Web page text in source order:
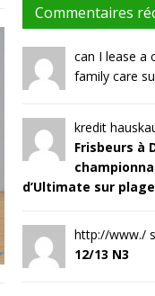
Commentaires
can I lease a
family care
kredit
Frisbeurs à
d’Ultimate sur plage
http://www./
12/13 N3